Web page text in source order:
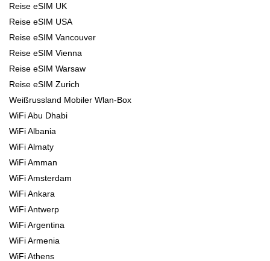
Reise eSIM UK
Reise eSIM USA
Reise eSIM Vancouver
Reise eSIM Vienna
Reise eSIM Warsaw
Reise eSIM Zurich
Weißrussland Mobiler Wlan-Box
WiFi Abu Dhabi
WiFi Albania
WiFi Almaty
WiFi Amman
WiFi Amsterdam
WiFi Ankara
WiFi Antwerp
WiFi Argentina
WiFi Armenia
WiFi Athens